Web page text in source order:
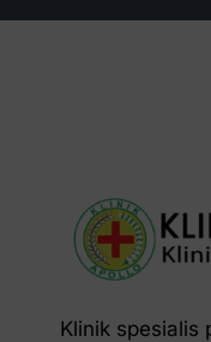
Klinik spesialis